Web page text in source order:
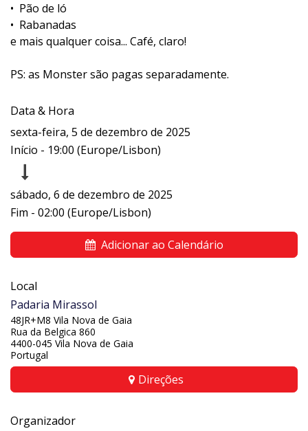
•⁠ ⁠Pão de ló
•⁠ ⁠Rabanadas
e mais qualquer coisa... Café, claro!
PS: as Monster são pagas separadamente.
Data & Hora
sexta-feira, 5 de dezembro de 2025
Início - 19:00 (Europe/Lisbon)
sábado, 6 de dezembro de 2025
Fim - 02:00 (Europe/Lisbon)
Adicionar ao Calendário
Local
Padaria Mirassol
48JR+M8 Vila Nova de Gaia
Rua da Belgica 860
4400-045 Vila Nova de Gaia
Portugal
Direções
Organizador